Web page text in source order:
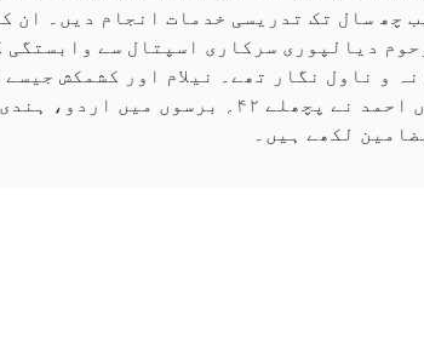
چھ سال تک تدریسی خدمات انجام دیں۔ ان
دیالپوری سرکاری اسپتال سے وابستگی
و ناول نگار تھے۔ نیلام اور کشمکش جیسے
ڈاکٹر ہمایوں احمد نے پچھلے ۴۲؍ برسوں
لکھے ہیں۔